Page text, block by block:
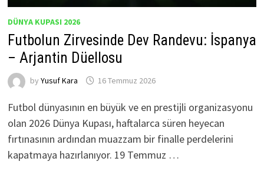
DÜNYA KUPASI 2026
Futbolun Zirvesinde Dev Randevu: İspanya
– Arjantin Düellosu
by Yusuf Kara 16 Temmuz 2026
Futbol dünyasının en büyük ve en prestijli organizasyonu
olan 2026 Dünya Kupası, haftalarca süren heyecan
fırtınasının ardından muazzam bir finalle perdelerini
kapatmaya hazırlanıyor. 19 Temmuz …